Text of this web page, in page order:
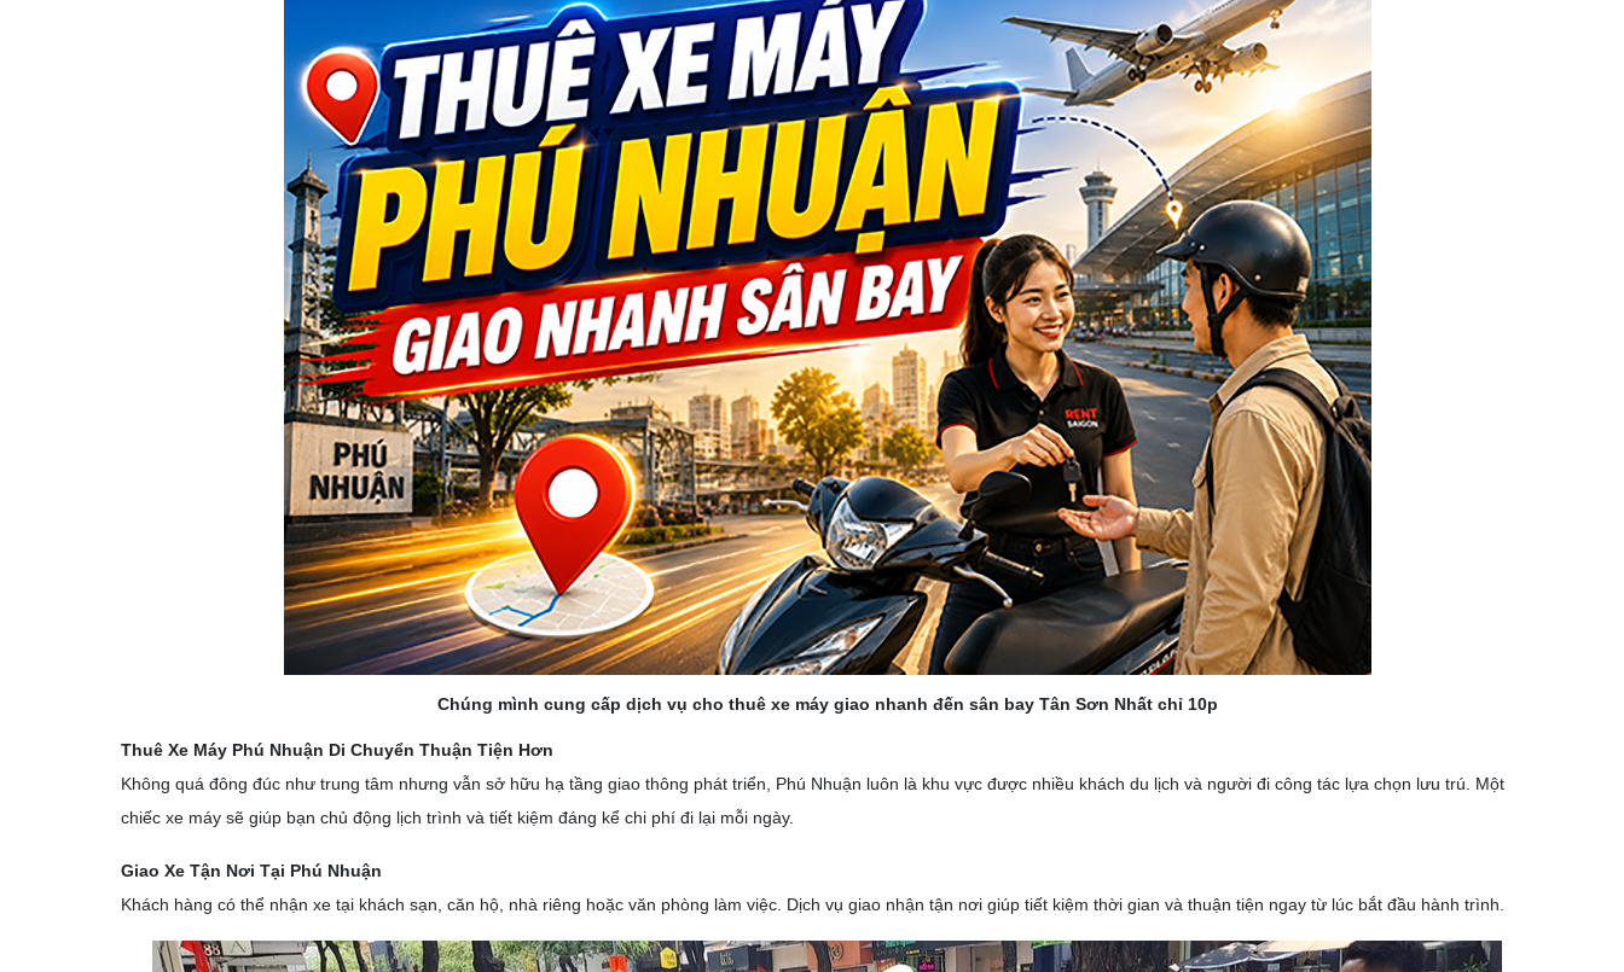
Chúng mình cung cấp dịch vụ cho thuê xe máy giao nhanh đến sân bay Tân Sơn Nhất chỉ 10p
Thuê Xe Máy Phú Nhuận Di Chuyển Thuận Tiện Hơn
Không quá đông đúc như trung tâm nhưng vẫn sở hữu hạ tầng giao thông phát triển, Phú Nhuận luôn là khu vực được nhiều khách du lịch và người đi công tác lựa chọn lưu trú. Một
chiếc xe máy sẽ giúp bạn chủ động lịch trình và tiết kiệm đáng kể chi phí đi lại mỗi ngày.
Giao Xe Tận Nơi Tại Phú Nhuận
Khách hàng có thể nhận xe tại khách sạn, căn hộ, nhà riêng hoặc văn phòng làm việc. Dịch vụ giao nhận tận nơi giúp tiết kiệm thời gian và thuận tiện ngay từ lúc bắt đầu hành trình.